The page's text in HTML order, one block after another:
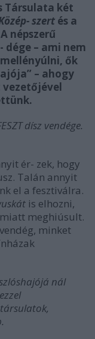
Társulata két
szert és a
népszerű
– ami nem
ők
– ahogy
dísz­ vendége.
ér- zek, hogy
Talán annyit
el a fesztiválra.
is elhozni,
meghiúsult.
minket
nál